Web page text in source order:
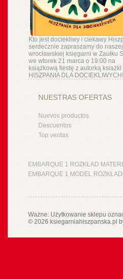
Kto jest dociekliwy i ciekawy
serdecznie zapraszamy do naszej
wrocławskiej księgarni w Zaułku
we wtorek 21 marca o 19:00 na
książkową fiestę z autorką ksiażki
HISZPANIA DLA DOCIEKLIWYCH!
NUESTRAS OFERTAS
Nuevos productos
Descuentos
Top ventas
EMBARQUE 1 ROZKŁAD
EMBARQUE 1 MODEL
Ważne: Użytkowanie sklepu
© 2026 ksiegarniahiszpanska.pl